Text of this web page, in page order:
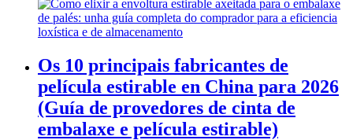
Os 10 principais fabricantes de
película estirable en China para 2026
(Guía de provedores de cinta de
embalaxe e película estirable)